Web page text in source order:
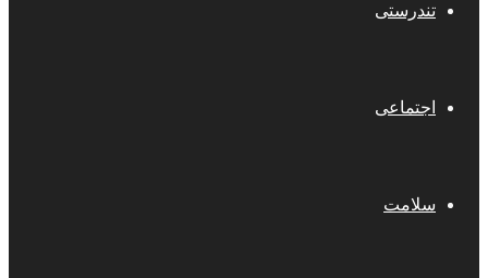
تندرستی
اجتماعی
سلامت